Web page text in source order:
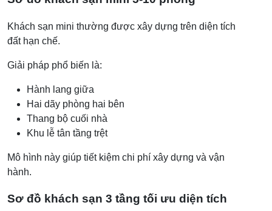
Khách sạn mini thường được xây dựng trên diện tích
đất hạn chế.
Giải pháp phổ biến là:
Hành lang giữa
Hai dãy phòng hai bên
Thang bộ cuối nhà
Khu lễ tân tầng trệt
Mô hình này giúp tiết kiệm chi phí xây dựng và vận
hành.
Sơ đồ khách sạn 3 tầng tối ưu diện tích